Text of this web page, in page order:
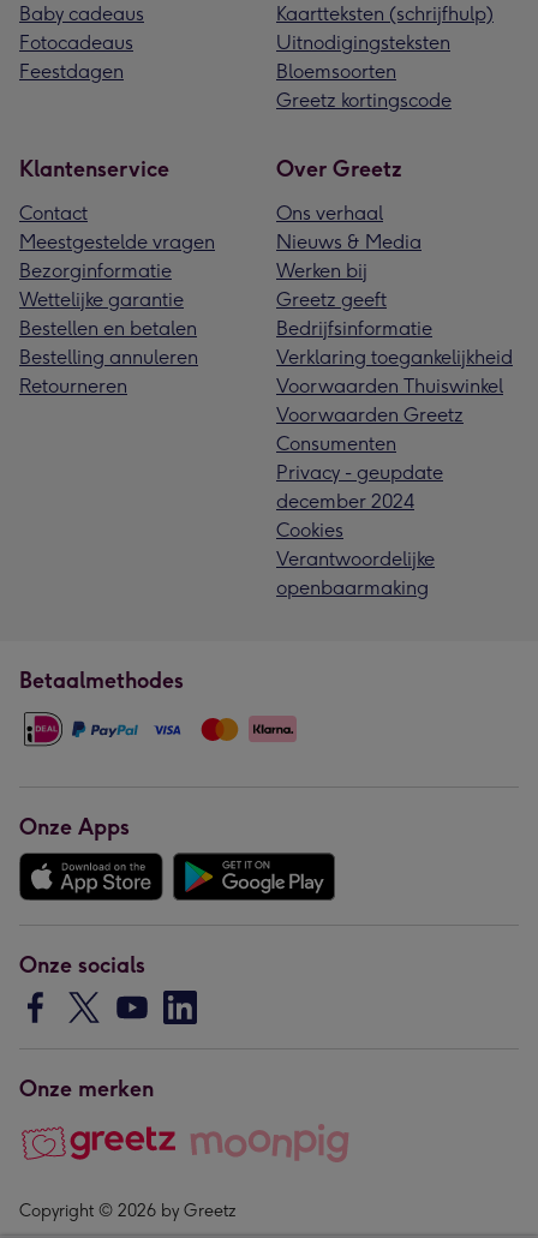
Baby cadeaus
Fotocadeaus
Feestdagen
Kaartteksten (schrijfhulp)
Uitnodigingsteksten
Bloemsoorten
Greetz kortingscode
Klantenservice
Contact
Meestgestelde vragen
Bezorginformatie
Wettelijke garantie
Bestellen en betalen
Bestelling annuleren
Retourneren
Over Greetz
Ons verhaal
Nieuws & Media
Werken bij
Greetz geeft
Bedrijfsinformatie
Verklaring toegankelijkheid
Voorwaarden Thuiswinkel
Voorwaarden Greetz
Consumenten
Privacy - geupdate
december 2024
Cookies
Verantwoordelijke
openbaarmaking
Betaalmethodes
Onze Apps
Onze socials
Onze merken
Copyright © 2026 by Greetz